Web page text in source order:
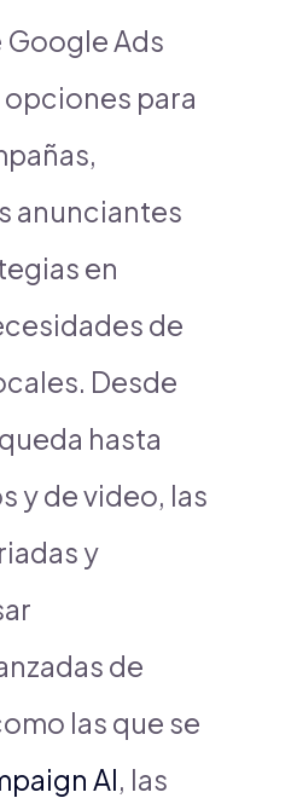
Google Ads
para
anunciantes
en
de
Desde
hasta
y de video, las
y
de
las que se
AI, las